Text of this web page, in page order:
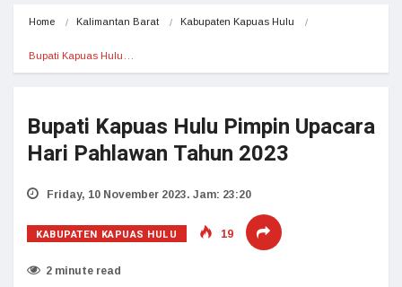
Home Kalimantan Barat Kabupaten Kapuas Hulu
Bupati Kapuas Hulu…
Bupati Kapuas Hulu Pimpin Upacara
Hari Pahlawan Tahun 2023
Friday, 10 November 2023. Jam: 23:20
KABUPATEN KAPUAS HULU 19
2 minute read